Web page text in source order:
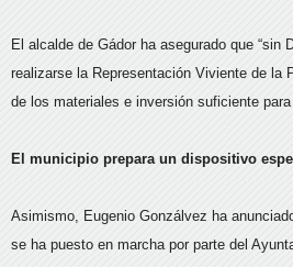
El alcalde de Gádor ha asegurado que “sin
realizarse la Representación Viviente de la
de los materiales e inversión suficiente para
El municipio prepara un dispositivo
Asimismo, Eugenio Gonzálvez ha
se ha puesto en marcha por parte del